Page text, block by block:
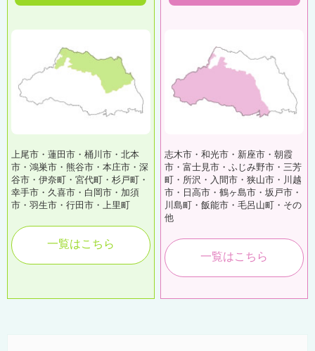
上尾市・蓮田市・桶川市・北本
市・鴻巣市・熊谷市・本庄市・深
谷市・伊奈町・宮代町・杉戸町・
幸手市・久喜市・白岡市・加須
市・羽生市・行田市・上里町
一覧はこちら
志木市・和光市・新座市・朝霞
市・富士見市・ふじみ野市・三芳
町・所沢・入間市・狭山市・川越
市・日高市・鶴ヶ島市・坂戸市・
川島町・飯能市・毛呂山町・その
他
一覧はこちら